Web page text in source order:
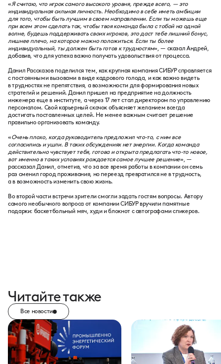
«Я считаю, что игрок самого высокого уровня, прежде всего, — это
индивидуальная сильная личность. Необходимо в себе иметь амбиции
для того, чтобы быть лучшим в своем направлении. Если ты можешь еще
при всем этом сделать так, чтобы твоя команда была с тобой на одной
волне, будешь поддерживать своих игроков, это даст тебе лишний бонус,
лишнее плечо, на которое можно положиться. Если ты более
индивидуальный, ты должен быть готов к трудностям», — сказал Андрей,
добавив, что для успеха важно получать удовольствия от процесса.
Данил Рассказов поделился тем, как крупная компания СИБУР справляется
с постоянными вызовами в виде кадрового голода, и как важно видеть
в трудностях не препятствия, а возможности для формирования новых
стратегий и решений. Данил пришел на предприятие на должность
инженера еще в институте, а через 17 лет стал директором по управлению
персоналом. Свой карьерный скачок объясняет желанием всегда
достигать поставленных целей. Не менее важным считает решение
правильно организовать команду.
«Очень плохо, когда руководитель предложил что-то, с ним все
согласились и ушли. В таких обсуждениях нет энергии. Когда команда
действительно чувствует тебя, готова и открыта предлагать что-то новое,
вот именно в таких условиях рождается самое лучшее решение», —
рассказал Данил, отметив, что за все время работы в компании он семь
раз сменил город проживания, но переезд превратился не в трудность,
а в возможность изменить свою жизнь.
Во второй части встречи зрители смогли задать гостям вопросы. Автору
самого необычного вопроса от компании СИБУР вручили памятные
подарки: баскетбольный мяч, худи и блокнот с автографами спикеров.
Читайте также
Все новости